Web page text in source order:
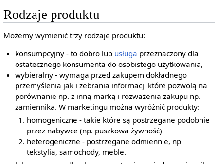
Rodzaje produktu
Możemy wymienić trzy rodzaje produktu:
konsumpcyjny - to dobro lub usługa przeznaczony dla
ostatecznego konsumenta do osobistego użytkowania,
wybieralny - wymaga przed zakupem dokładnego
przemyślenia jak i zebrania informacji które pozwolą na
porównanie np. z inną marką i rozważenia zakupu np.
zamiennika. W marketingu można wyróżnić produkty:
homogeniczne - takie które są postrzegane podobnie
przez nabywce (np. puszkowa żywność)
heterogeniczne - postrzegane odmiennie, np.
tekstylia, samochody, meble.